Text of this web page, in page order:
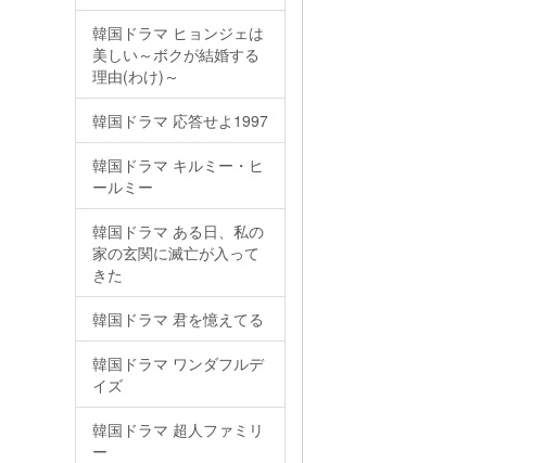
韓国ドラマ ヒョンジェは
美しい～ボクが結婚する
理由(わけ)～
韓国ドラマ 応答せよ1997
韓国ドラマ キルミー・ヒ
ールミー
韓国ドラマ ある日、私の
家の玄関に滅亡が入って
きた
韓国ドラマ 君を憶えてる
韓国ドラマ ワンダフルデ
イズ
韓国ドラマ 超人ファミリ
ー